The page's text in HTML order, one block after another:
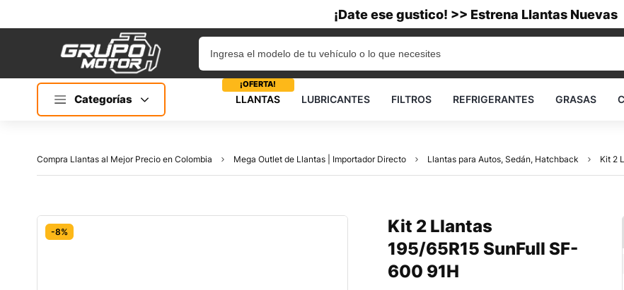
¡Date ese gustico! >> Estrena Llantas Nuevas
Categorías LLANTAS
¡OFERTA!
LUBRICANTES FILTROS REFRIGERANTES GRASAS
Compra Llantas al Mejor Precio en Colombia Mega Outlet de Llantas | Importador Directo Llantas para Autos, Sedán, Hatchback Kit 2
-8%
Kit 2 Llantas
195/65R15 SunFull SF-
600 91H